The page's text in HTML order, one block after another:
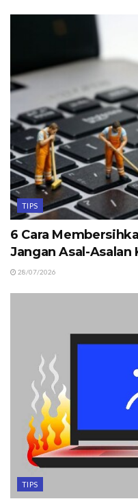
TIPS
6 Cara
Jangan Asal-Asalan
28/07/2026
TIPS